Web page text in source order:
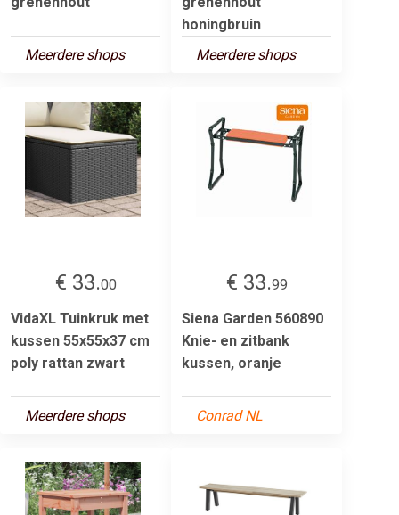
Meerdere shops
honingbruin
Meerdere shops
€ 33.00
VidaXL Tuinkruk met
kussen 55x55x37 cm
poly rattan zwart
Meerdere shops
€ 33.99
Siena Garden 560890
Knie- en zitbank
kussen, oranje
Conrad NL